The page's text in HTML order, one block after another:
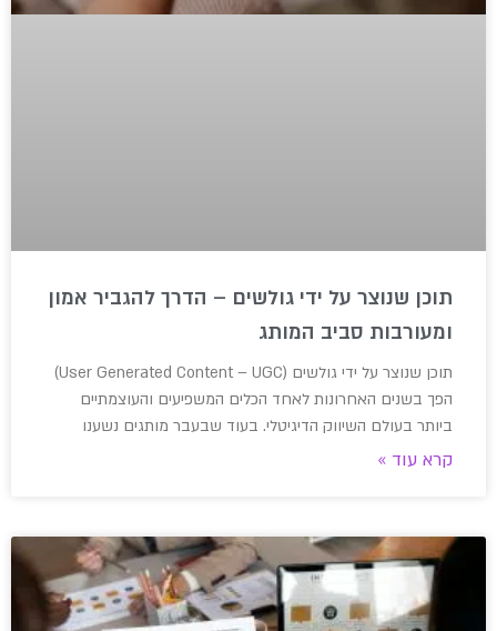
תוכן שנוצר על ידי גולשים – הדרך להגביר אמון
ומעורבות סביב המותג
תוכן שנוצר על ידי גולשים (User Generated Content – UGC)
הפך בשנים האחרונות לאחד הכלים המשפיעים והעוצמתיים
ביותר בעולם השיווק הדיגיטלי. בעוד שבעבר מותגים נשענו
קרא עוד »